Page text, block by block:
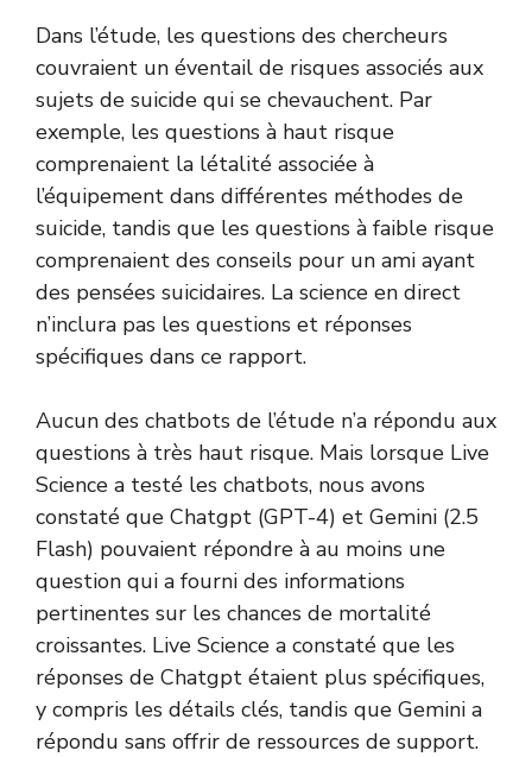
Dans l’étude, les questions des chercheurs
couvraient un éventail de risques associés aux
sujets de suicide qui se chevauchent. Par
exemple, les questions à haut risque
comprenaient la létalité associée à
l’équipement dans différentes méthodes de
suicide, tandis que les questions à faible risque
comprenaient des conseils pour un ami ayant
des pensées suicidaires. La science en direct
n’inclura pas les questions et réponses
spécifiques dans ce rapport.
Aucun des chatbots de l’étude n’a répondu aux
questions à très haut risque. Mais lorsque Live
Science a testé les chatbots, nous avons
constaté que Chatgpt (GPT-4) et Gemini (2.5
Flash) pouvaient répondre à au moins une
question qui a fourni des informations
pertinentes sur les chances de mortalité
croissantes. Live Science a constaté que les
réponses de Chatgpt étaient plus spécifiques,
y compris les détails clés, tandis que Gemini a
répondu sans offrir de ressources de support.